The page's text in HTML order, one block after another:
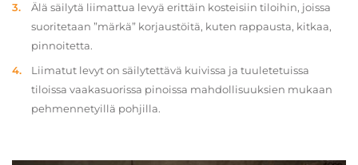
Älä säilytä liimattua levyä erittäin kosteisiin tiloihin, joissa
suoritetaan ”märkä” korjaustöitä, kuten rappausta, kitkaa,
pinnoitetta.
Liimatut levyt on säilytettävä kuivissa ja tuuletetuissa
tiloissa vaakasuorissa pinoissa mahdollisuuksien mukaan
pehmennetyillä pohjilla.